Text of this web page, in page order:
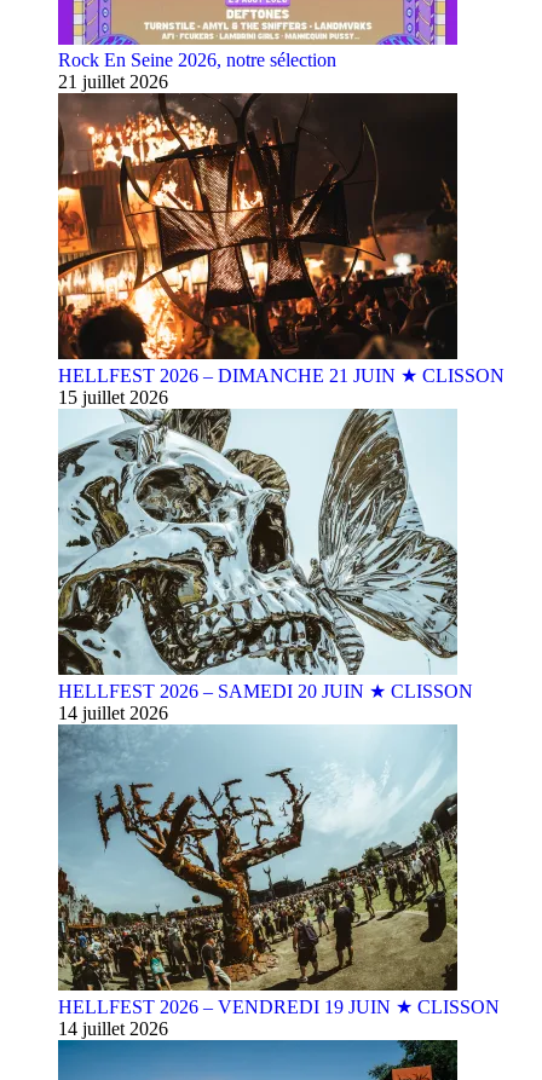
Rock En Seine 2026, notre sélection
21 juillet 2026
HELLFEST 2026 – DIMANCHE 21 JUIN ★ CLISSON
15 juillet 2026
HELLFEST 2026 – SAMEDI 20 JUIN ★ CLISSON
14 juillet 2026
HELLFEST 2026 – VENDREDI 19 JUIN ★ CLISSON
14 juillet 2026